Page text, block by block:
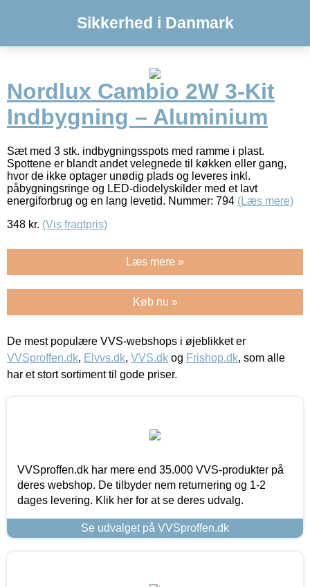
Sikkerhed i Danmark
Nordlux Cambio 2W 3-Kit
Indbygning – Aluminium
Sæt med 3 stk. indbygningsspots med ramme i plast.
Spottene er blandt andet velegnede til køkken eller gang,
hvor de ikke optager unødig plads og leveres inkl.
påbygningsringe og LED-diodelyskilder med et lavt
energiforbrug og en lang levetid. Nummer: 794 (Læs mere)
348 kr. (Vis fragtpris)
Læs mere »
Køb nu »
De mest populære VVS-webshops i øjeblikket er
VVSproffen.dk, Elvvs.dk, VVS.dk og Frishop.dk, som alle
har et stort sortiment til gode priser.
VVSproffen.dk har mere end 35.000 VVS-produkter på
deres webshop. De tilbyder nem returnering og 1-2
dages levering. Klik her for at se deres udvalg.
Se udvalget på VVSproffen.dk